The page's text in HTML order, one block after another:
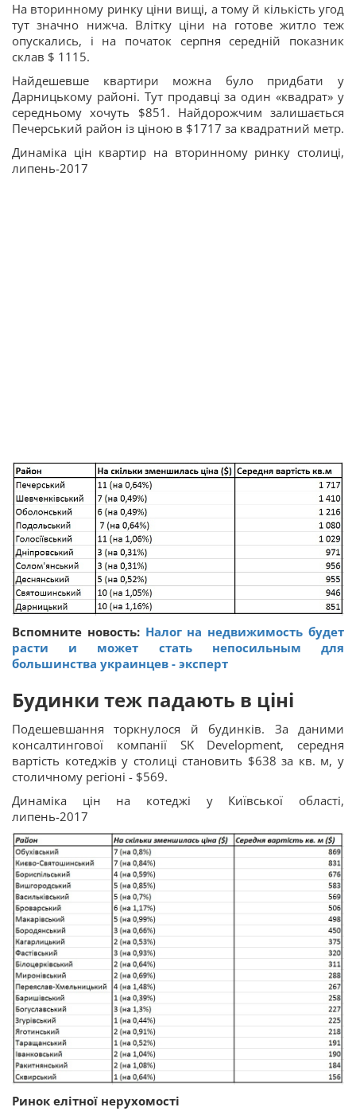
На вторинному ринку ціни вищі, а тому й кількість угод
тут значно нижча. Влітку ціни на готове житло теж
опускались, і на початок серпня середній показник
склав $ 1115.
Найдешевше квартири можна було придбати у
Дарницькому районі. Тут продавці за один «квадрат» у
середньому хочуть $851. Найдорожчим залишається
Печерський район із ціною в $1717 за квадратний метр.
Динаміка цін квартир на вторинному ринку столиці,
липень-2017
Вспомните новость: Налог на недвижимость будет
расти и может стать непосильным для
большинства украинцев - эксперт
Будинки теж падають в ціні
Подешевшання торкнулося й будинків. За даними
консалтингової компанії SK Development, середня
вартість котеджів у столиці становить $638 за кв. м, у
столичному регіоні - $569.
Динаміка цін на котеджі у Київської області,
липень-2017
Ринок елітної нерухомості